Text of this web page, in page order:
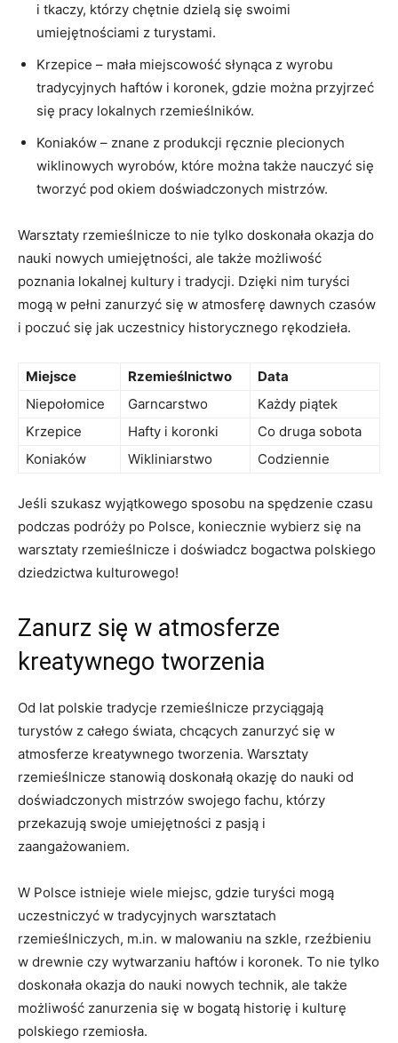
i tkaczy, którzy chętnie dzielą się swoimi
umiejętnościami ‍z turystami.
Krzepice‍ – mała miejscowość słynąca z wyrobu
tradycyjnych haftów i koronek, gdzie można przyjrzeć
się pracy lokalnych rzemieślników.
Koniaków – ⁢znane ​z produkcji ręcznie plecionych
wiklinowych wyrobów,⁤ które można także nauczyć się
‍tworzyć pod okiem ‍doświadczonych mistrzów.
Warsztaty rzemieślnicze to nie tylko doskonała okazja do
nauki ⁢nowych umiejętności, ale także możliwość
poznania ⁣lokalnej kultury i tradycji. Dzięki nim turyści
mogą w pełni ⁣zanurzyć‍ się w atmosferę dawnych czasów
i poczuć ‌się​ jak uczestnicy historycznego rękodzieła.
Miejsce Rzemieślnictwo
Data
Niepołomice
Garncarstwo
Każdy piątek
Krzepice
Hafty i koronki
Co druga sobota
Koniaków
Wikliniarstwo Codziennie
Jeśli szukasz wyjątkowego​ sposobu na spędzenie czasu
podczas ⁢podróży po Polsce, koniecznie wybierz się na
warsztaty rzemieślnicze i doświadcz bogactwa polskiego
dziedzictwa kulturowego!
Zanurz się w atmosferze
kreatywnego tworzenia
Od lat polskie tradycje ‌rzemieślnicze ​przyciągają
turystów z całego⁢ świata, chcących zanurzyć się w
⁢atmosferze kreatywnego tworzenia. Warsztaty
rzemieślnicze stanowią doskonałą okazję do nauki od ​
doświadczonych mistrzów swojego fachu, ⁤którzy
przekazują swoje umiejętności z pasją i
zaangażowaniem.
W‍ Polsce ⁤istnieje wiele miejsc, gdzie turyści mogą
⁢uczestniczyć w ⁢tradycyjnych warsztatach
rzemieślniczych, m.in. w malowaniu na szkle, rzeźbieniu
w drewnie czy‌ wytwarzaniu ⁢haftów i koronek. To nie tylko
doskonała okazja do nauki nowych technik, ale ‌także
możliwość ‌zanurzenia się w bogatą historię​ i ‌kulturę
polskiego rzemiosła.